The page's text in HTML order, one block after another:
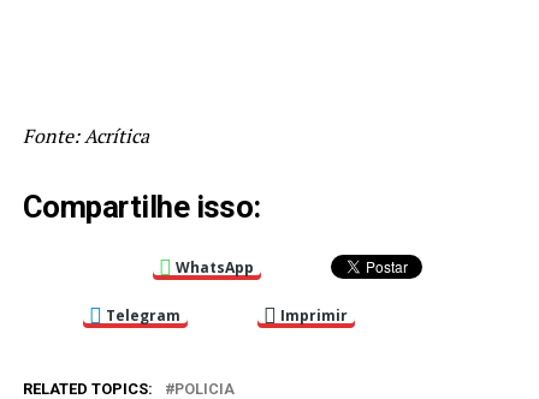
Fonte: Acrítica
Compartilhe isso:
WhatsApp
Telegram Imprimir
RELATED TOPICS: POLICIA